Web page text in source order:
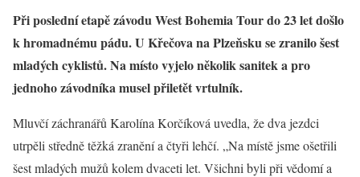
Při poslední etapě závodu West Bohemia Tour do 23 let došlo
k hromadnému pádu. U Křečova na Plzeňsku se zranilo šest
mladých cyklistů. Na místo vyjelo několik sanitek a pro
jednoho závodníka musel přiletět vrtulník.
Mluvčí záchranářů Karolína Korčíková uvedla, že dva jezdci
utrpěli středně těžká zranění a čtyři lehčí. „Na místě jsme ošetřili
šest mladých mužů kolem dvaceti let. Všichni byli při vědomí a